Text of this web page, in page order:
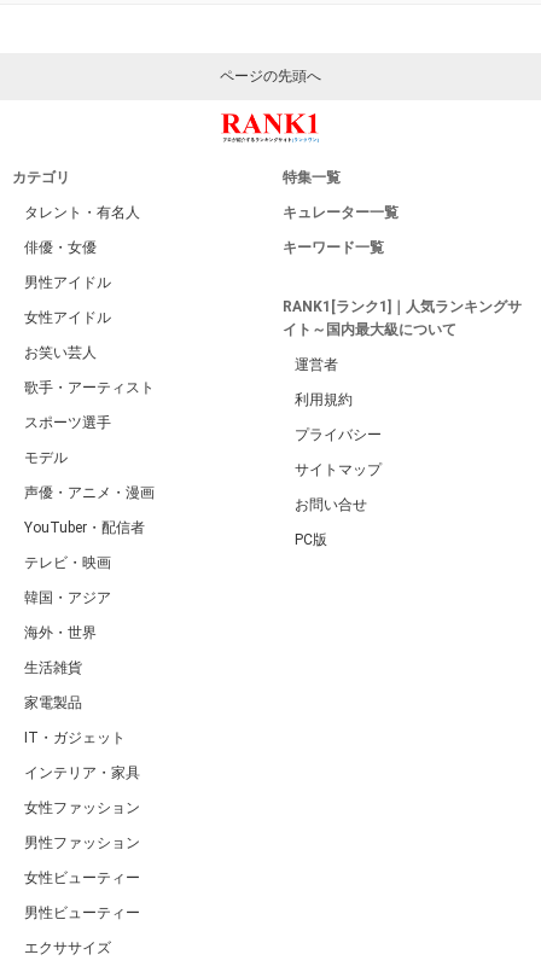
ページの先頭へ
カテゴリ
タレント・有名人
俳優・女優
男性アイドル
女性アイドル
お笑い芸人
歌手・アーティスト
スポーツ選手
モデル
声優・アニメ・漫画
YouTuber・配信者
テレビ・映画
韓国・アジア
海外・世界
生活雑貨
家電製品
IT・ガジェット
インテリア・家具
女性ファッション
男性ファッション
女性ビューティー
男性ビューティー
エクササイズ
特集一覧
キュレーター一覧
キーワード一覧
RANK1[ランク1]｜人気ランキングサ
イト～国内最大級について
運営者
利用規約
プライバシー
サイトマップ
お問い合せ
PC版